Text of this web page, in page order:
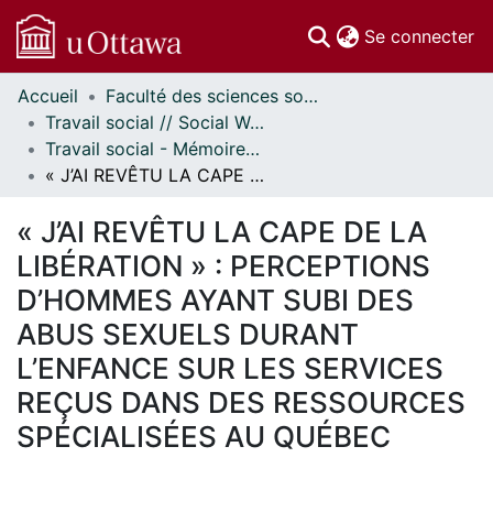
Se connecter
Communautés
et collections
Parcourir
Statistiques
À propos
Accueil
Faculté des sciences sociales // Faculty of Social Sciences
Travail social // Social Work
Travail social - Mémoires // Social Work - Research Papers
« J’AI REVÊTU LA CAPE DE LA LIBÉRATION » : PERCEPTIONS D’HOMMES AYANT SUBI DES ABUS SEXUELS DURANT L’ENFANCE SUR LES SERVICES REÇUS DANS DES RESSOURCES SPÉCIALISÉES AU QUÉBEC
« J’AI REVÊTU LA CAPE DE LA
LIBÉRATION » : PERCEPTIONS
D’HOMMES AYANT SUBI DES
ABUS SEXUELS DURANT
L’ENFANCE SUR LES SERVICES
REÇUS DANS DES RESSOURCES
SPÉCIALISÉES AU QUÉBEC